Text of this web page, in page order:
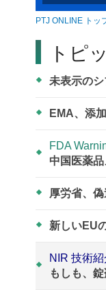
PTJ ONLINE トッ
トピ
未表示の
EMA、添
FDA
中国医薬
厚労省、
新しいEU
NIR 技術
もしも、